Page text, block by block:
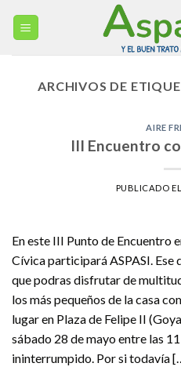
ARCHIVOS DE
AIRE
III Encuentro
PUBLICADO EL
En este III Punto de Encuentro
Cívica participará ASPASI. Ese
que podras disfrutar de
los más pequeños de la casa
lugar en Plaza de Felipe II
sábado 28 de mayo entre las
ininterrumpido. Por si todavía